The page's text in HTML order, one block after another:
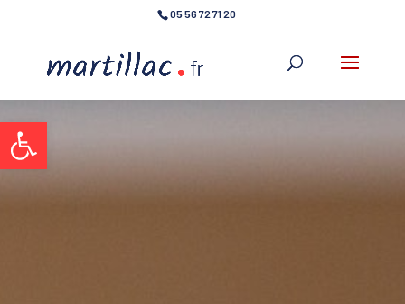
Ouvrir la barre d’outils
05 56 72 71 20